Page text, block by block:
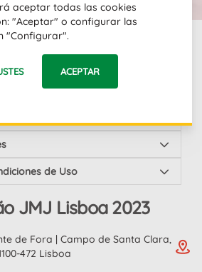
aceptar todas las cookies
"Aceptar" o configurar las
"Configurar".
ACEPTAR
Links
de Uso
JMJ Lisboa 2023
de Fora | Campo de Santa Clara,
472 Lisboa